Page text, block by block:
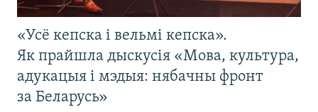
«Усё кепска і вельмі кепска».
Як прайшла дыскусія «Мова, культура,
адукацыя і мэдыя: нябачны фронт
за Беларусь»